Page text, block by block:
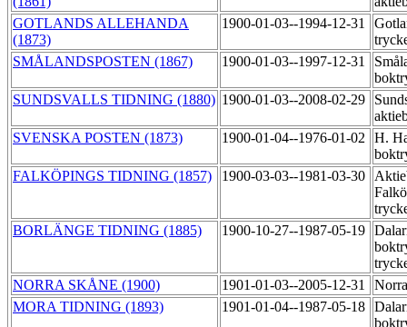
GOTLANDS ALLEHANDA
(1873)
1900-01-03--1994-12-31
SMÅLANDSPOSTEN (1867)
1900-01-03--1997-12-31
SUNDSVALLS TIDNING (1880) 1900-01-03--2008-02-29
SVENSKA POSTEN (1873)
1900-01-04--1976-01-02
H.
FALKÖPINGS TIDNING (1857)
1900-03-03--1981-03-30
BORLÄNGE TIDNING (1885)
1900-10-27--1987-05-19
NORRA SKÅNE (1900)
1901-01-03--2005-12-31
MORA TIDNING (1893)
1901-01-04--1987-05-18